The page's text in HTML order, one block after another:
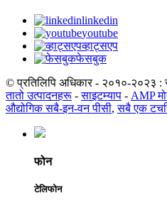
linkedin
youtube
व्हाट्सएप
फेसबुक
© प्रतिलिपि अधिकार - २०१०-२०२३ :
तातो उत्पादनहरू -साइटम्याप - AMP
औद्योगिक सबै-इन-वन पीसी,सबै एक
फोन
टेलिफोन